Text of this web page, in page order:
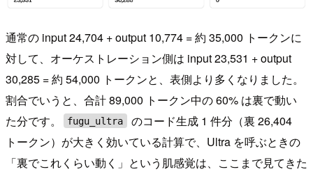
通常の input 24,704 + output 10,774 = 約 35,000 トークンに
対して、オーケストレーション側は input 23,531 + output
30,285 = 約 54,000 トークンと、表側より多くなりました。
割合でいうと、合計 89,000 トークン中の 60% は裏で動い
た分です。
fugu_ultra
のコード生成 1 件分（裏 26,404
トークン）が大きく効いている計算で、Ultra を呼ぶときの
「裏でこれくらい動く」という肌感覚は、ここまで見てきた